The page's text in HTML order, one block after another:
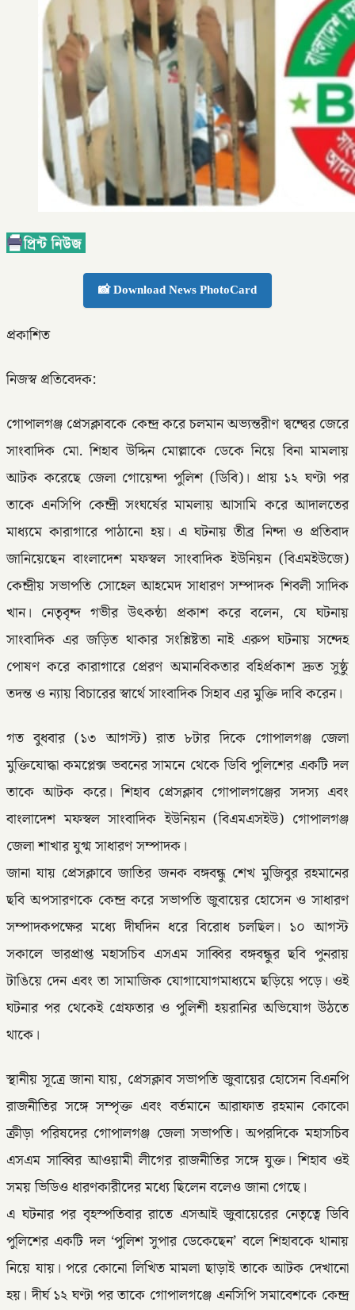
📸 Download News PhotoCard
প্রকাশিত
নিজস্ব প্রতিবেদক:
গোপালগঞ্জ প্রেসক্লাবকে কেন্দ্র করে চলমান অভ্যন্তরীণ দ্বন্দ্বের জেরে
সাংবাদিক মো. শিহাব উদ্দিন মোল্লাকে ডেকে নিয়ে বিনা মামলায়
আটক করেছে জেলা গোয়েন্দা পুলিশ (ডিবি)। প্রায় ১২ ঘণ্টা পর
তাকে এনসিপি কেন্দ্রী সংঘর্ষের মামলায় আসামি করে আদালতের
মাধ্যমে কারাগারে পাঠানো হয়। এ ঘটনায় তীব্র নিন্দা ও প্রতিবাদ
জানিয়েছেন বাংলাদেশ মফস্বল সাংবাদিক ইউনিয়ন (বিএমইউজে)
কেন্দ্রীয় সভাপতি সোহেল আহমেদ সাধারণ সম্পাদক শিবলী সাদিক
খান। নেতৃবৃন্দ গভীর উৎকন্ঠা প্রকাশ করে বলেন, যে ঘটনায়
সাংবাদিক এর জড়িত থাকার সংশ্লিষ্টতা নাই এরুপ ঘটনায় সন্দেহ
পোষণ করে কারাগারে প্রেরণ অমানবিকতার বহির্প্রকাশ দ্রুত সুষ্ঠু
তদন্ত ও ন্যায় বিচারের স্বার্থে সাংবাদিক সিহাব এর মুক্তি দাবি করেন।
গত বুধবার (১৩ আগস্ট) রাত ৮টার দিকে গোপালগঞ্জ জেলা
মুক্তিযোদ্ধা কমপ্লেক্স ভবনের সামনে থেকে ডিবি পুলিশের একটি দল
তাকে আটক করে। শিহাব প্রেসক্লাব গোপালগঞ্জের সদস্য এবং
বাংলাদেশ মফস্বল সাংবাদিক ইউনিয়ন (বিএমএসইউ) গোপালগঞ্জ
জেলা শাখার যুগ্ম সাধারণ সম্পাদক।
জানা যায় প্রেসক্লাবে জাতির জনক বঙ্গবন্ধু শেখ মুজিবুর রহমানের
ছবি অপসারণকে কেন্দ্র করে সভাপতি জুবায়ের হোসেন ও সাধারণ
সম্পাদকপক্ষের মধ্যে দীর্ঘদিন ধরে বিরোধ চলছিল। ১০ আগস্ট
সকালে ভারপ্রাপ্ত মহাসচিব এসএম সাব্বির বঙ্গবন্ধুর ছবি পুনরায়
টাঙিয়ে দেন এবং তা সামাজিক যোগাযোগমাধ্যমে ছড়িয়ে পড়ে। ওই
ঘটনার পর থেকেই গ্রেফতার ও পুলিশী হয়রানির অভিযোগ উঠতে
থাকে।
স্থানীয় সূত্রে জানা যায়, প্রেসক্লাব সভাপতি জুবায়ের হোসেন বিএনপি
রাজনীতির সঙ্গে সম্পৃক্ত এবং বর্তমানে আরাফাত রহমান কোকো
ক্রীড়া পরিষদের গোপালগঞ্জ জেলা সভাপতি। অপরদিকে মহাসচিব
এসএম সাব্বির আওয়ামী লীগের রাজনীতির সঙ্গে যুক্ত। শিহাব ওই
সময় ভিডিও ধারণকারীদের মধ্যে ছিলেন বলেও জানা গেছে।
এ ঘটনার পর বৃহস্পতিবার রাতে এসআই জুবায়েরের নেতৃত্বে ডিবি
পুলিশের একটি দল ‘পুলিশ সুপার ডেকেছেন’ বলে শিহাবকে থানায়
নিয়ে যায়। পরে কোনো লিখিত মামলা ছাড়াই তাকে আটক দেখানো
হয়। দীর্ঘ ১২ ঘণ্টা পর তাকে গোপালগঞ্জে এনসিপি সমাবেশকে কেন্দ্র